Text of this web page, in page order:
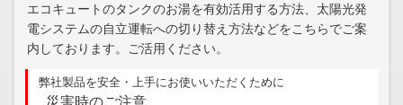
エコキュートのタンクのお湯を有効活用する方法、太陽光発
電システムの自立運転への切り替え方法などをこちらでご案
内しております。ご活用ください。
弊社製品を安全・上手にお使いいただくために
災害時のご注意